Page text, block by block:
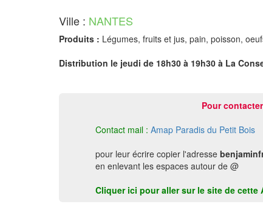
Ville : NANTES
Produits : Légumes, fruits et jus, pain, poisson,
Distribution le jeudi de 18h30 à 19h30 à La
Pour
Contact mail : Amap Paradis du Petit Bois
pour leur écrire copier l'adresse
en enlevant les espaces autour de @
Cliquer ici pour aller sur le site de cette